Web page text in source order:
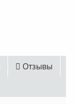
Отзывы